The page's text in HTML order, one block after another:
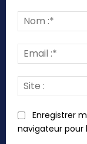
Enregistrer
navigateur pour